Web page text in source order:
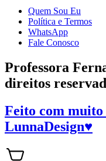
Quem Sou Eu
Política e Termos
WhatsApp
Fale Conosco
Professora
direitos
Feito com
LunnaDesign♥